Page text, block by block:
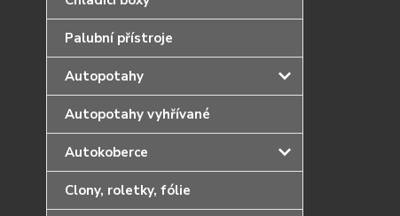
Palubní přístroje
Autopotahy
Autopotahy vyhřívané
Autokoberce
Clony, roletky, fólie